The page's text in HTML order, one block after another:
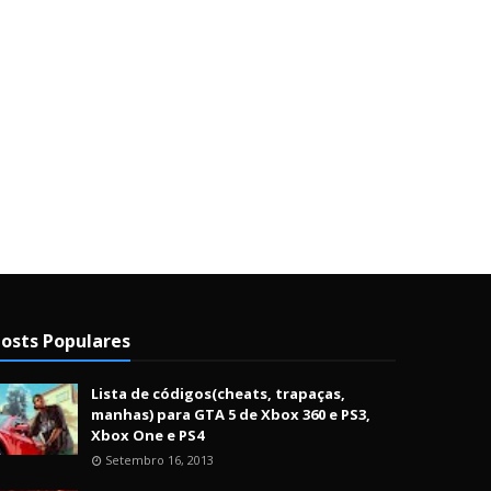
Populares
Lista de códigos(cheats, trapaças,
manhas) para GTA 5 de Xbox 360 e PS3,
Xbox One e PS4
Setembro 16, 2013